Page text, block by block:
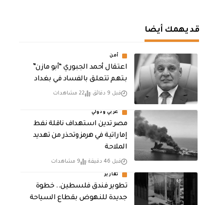
قد يهمك أيضا
أمن
اعتقال أحمد الجبوري “أبو مازن”
بتهم تتعلق بالفساد في بغداد
قبل 9 دقائق 22 مشاهدات
عربي ودولي
مصر تدين استهداف ناقلة نفط
إماراتية في هرمز وتحذر من تهديد
الملاحة
قبل 46 دقيقة 9 مشاهدات
تقارير
تطوير فندق فلسطين.. خطوة
جديدة للنهوض بقطاع السياحة